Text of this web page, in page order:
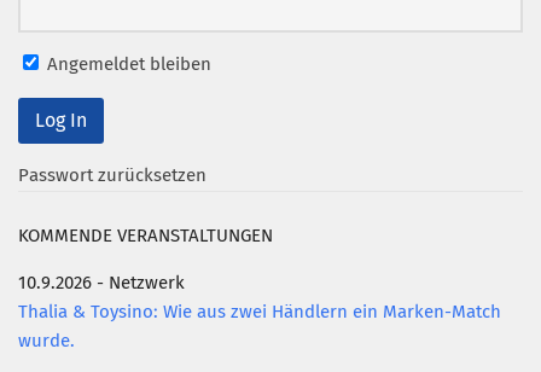
Angemeldet bleiben
Passwort zurücksetzen
KOMMENDE VERANSTALTUNGEN
10.9.2026 - Netzwerk
Thalia & Toysino: Wie aus zwei Händlern ein Marken-Match
wurde.